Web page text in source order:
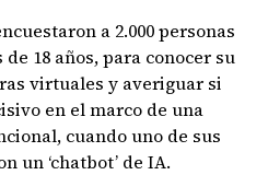
a 2.000 personas
18 años, para conocer su
virtuales y averiguar si
en el marco de una
cuando uno de sus
un ‘chatbot’ de IA.